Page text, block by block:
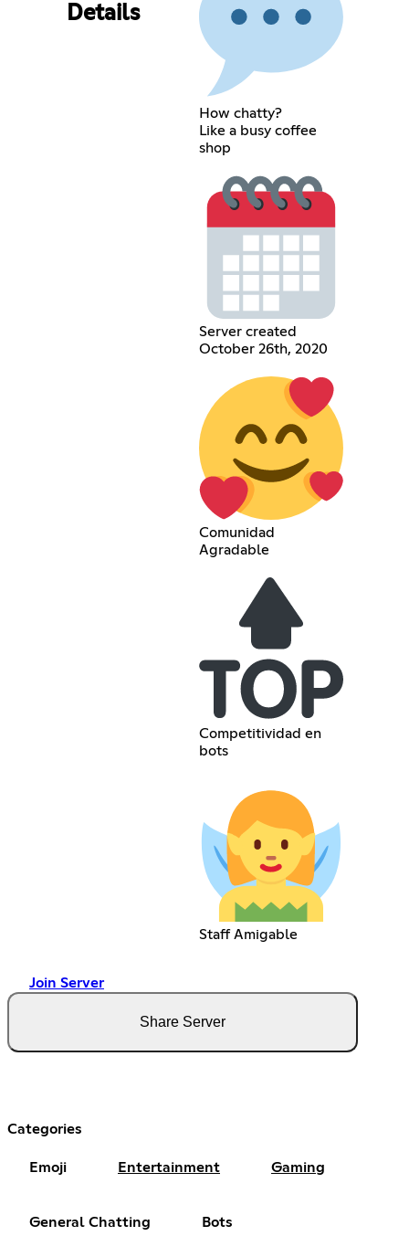
Details
How chatty?
Like a busy coffee
shop
Server created
October 26th, 2020
Comunidad
Agradable
Competitividad en
bots
Staff Amigable
Join Server
Share Server
Categories
Emoji Entertainment Gaming
General Chatting Bots